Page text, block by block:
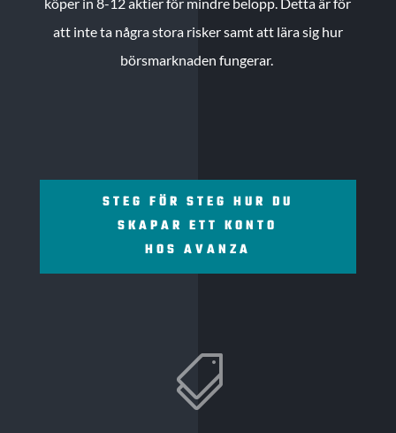
att inte ta några stora risker samt att lära sig hur
börsmarknaden fungerar.
STEG FÖR STEG HUR DU
SKAPAR ETT KONTO
HOS AVANZA
